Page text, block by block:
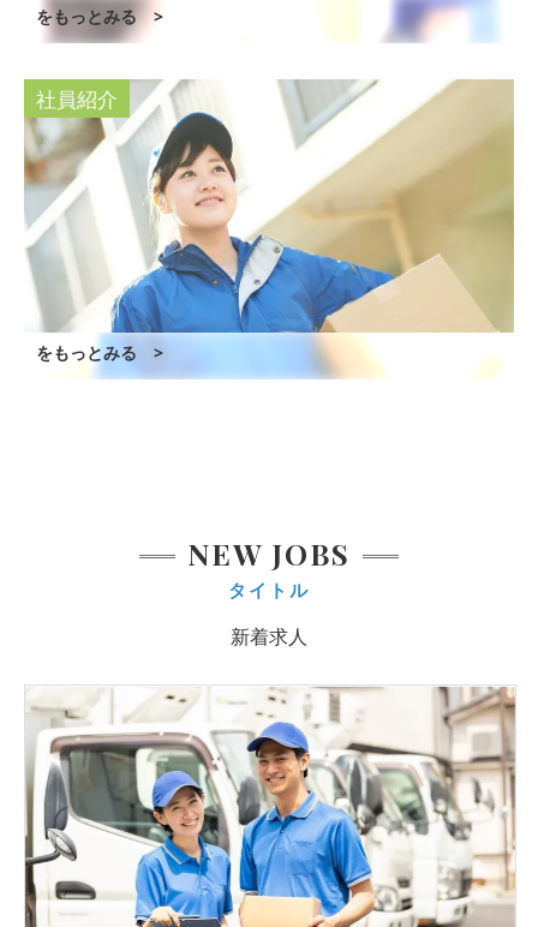
をもっとみる >
社員紹介
をもっとみる >
タイトル
NEW JOBS
新着求人